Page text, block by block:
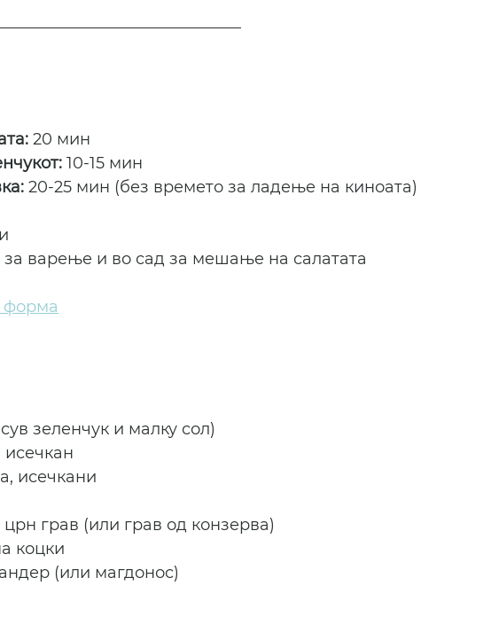
20 мин
10-15 мин
20-25 мин (без времето за ладење на киноата)
за варење и во сад за мешање на салатата
форма
зеленчук и малку сол)
исечкан
исечкани
грав (или грав од конзерва)
коцки
(или магдонос)